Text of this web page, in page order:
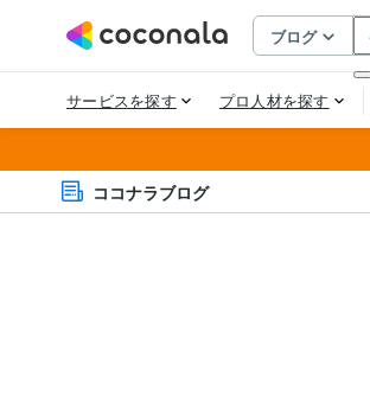
ココナラブログ